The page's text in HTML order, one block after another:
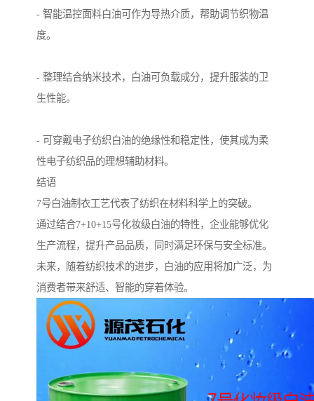
- 智能温控面料白油可作为导热介质，帮助调节织物温
度。
- 整理结合纳米技术，白油可负载成分，提升服装的卫
生性能。
- 可穿戴电子纺织白油的绝缘性和稳定性，使其成为柔
性电子纺织品的理想辅助材料。
结语
7号白油制衣工艺代表了纺织在材料科学上的突破。
通过结合7+10+15号化妆级白油的特性，企业能够优化
生产流程，提升产品品质，同时满足环保与安全标准。
未来，随着纺织技术的进步，白油的应用将加广泛，为
消费者带来舒适、智能的穿着体验。